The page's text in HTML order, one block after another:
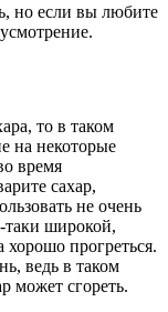
но если вы любите
то в таком
на некоторые
время
сахар,
не очень
таки широкой,
хорошо прогреться.
ведь в таком
может сгореть.